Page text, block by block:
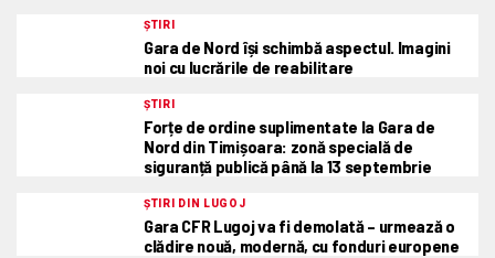
ȘTIRI
Gara de Nord își schimbă aspectul. Imagini
noi cu lucrările de reabilitare
ȘTIRI
Forțe de ordine suplimentate la Gara de
Nord din Timișoara: zonă specială de
siguranță publică până la 13 septembrie
ȘTIRI DIN LUGOJ
Gara CFR Lugoj va fi demolată – urmează o
clădire nouă, modernă, cu fonduri europene